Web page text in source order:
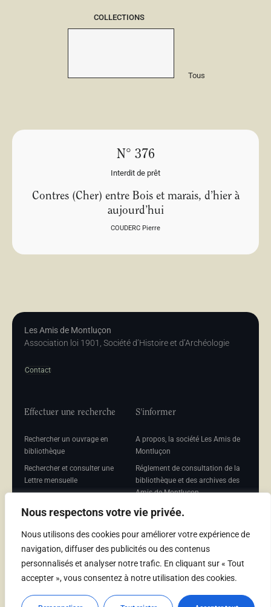
Nous respectons votre vie privée.
Nous utilisons des cookies pour améliorer votre expérience de
navigation, diffuser des publicités ou des contenus
personnalisés et analyser notre trafic. En cliquant sur « Tout
accepter », vous consentez à notre utilisation des cookies.
COLLECTIONS
Tous
N° 376
Interdit de prêt
Contres (Cher) entre Bois et marais, d’hier à
aujourd’hui
COUDERC Pierre
Les Amis de Montluçon
Association loi 1901, Société d’Histoire et d’Archéologie
Contact
Effectuer une recherche
Rechercher un ouvrage en
bibliothèque
Rechercher et consulter une
Lettre mensuelle
mensuelle
S'informer
A propos, la société Les Amis de
Montluçon
Réglement de consultation de la
bibliothèque et des archives des
Amis de Montluçon
Mentions légales
Adhérer